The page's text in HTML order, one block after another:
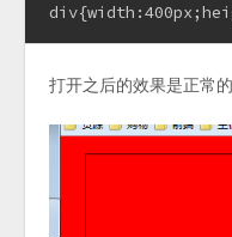
打开之后的效果是正常的